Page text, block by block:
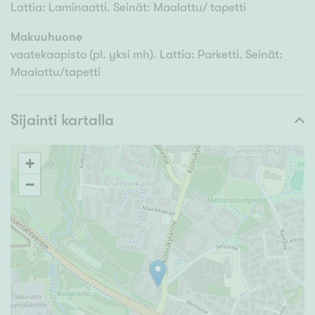
Lattia: Laminaatti. Seinät: Maalattu/ tapetti
Makuuhuone
vaatekaapisto (pl. yksi mh). Lattia: Parketti. Seinät:
Maalattu/tapetti
Sijainti kartalla
+
−